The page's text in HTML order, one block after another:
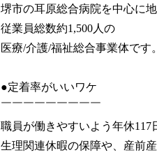
堺市の耳原総合病院を中心に
従業員総数約1,500人の
医療/介護/福祉総合事業体です。
●定着率がいいワケ
￣￣￣￣￣￣￣￣￣
職員が働きやすいよう年休117
生理関連休暇の保障や、産前